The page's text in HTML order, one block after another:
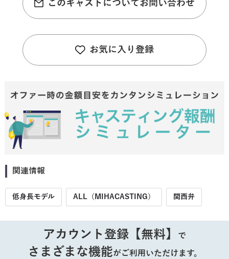
このキャストについてお問い合わせ
お気に入り登録
関連情報
低身長モデル ALL（MIHACASTING） 関西弁
アカウント登録【無料】 で
さまざまな機能がご利用いただけます。